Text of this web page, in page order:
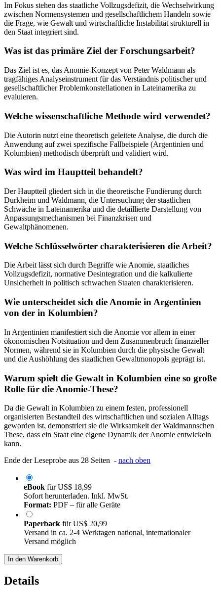
Im Fokus stehen das staatliche Vollzugsdefizit, die Wechselwirkung
zwischen Normensystemen und gesellschaftlichem Handeln sowie
die Frage, wie Gewalt und wirtschaftliche Instabilität strukturell in
den Staat integriert sind.
Was ist das primäre Ziel der Forschungsarbeit?
Das Ziel ist es, das Anomie-Konzept von Peter Waldmann als
tragfähiges Analyseinstrument für das Verständnis politischer und
gesellschaftlicher Problemkonstellationen in Lateinamerika zu
evaluieren.
Welche wissenschaftliche Methode wird verwendet?
Die Autorin nutzt eine theoretisch geleitete Analyse, die durch die
Anwendung auf zwei spezifische Fallbeispiele (Argentinien und
Kolumbien) methodisch überprüft und validiert wird.
Was wird im Hauptteil behandelt?
Der Hauptteil gliedert sich in die theoretische Fundierung durch
Durkheim und Waldmann, die Untersuchung der staatlichen
Schwäche in Lateinamerika und die detaillierte Darstellung von
Anpassungsmechanismen bei Finanzkrisen und
Gewaltphänomenen.
Welche Schlüsselwörter charakterisieren die Arbeit?
Die Arbeit lässt sich durch Begriffe wie Anomie, staatliches
Vollzugsdefizit, normative Desintegration und die kalkulierte
Unsicherheit in politisch schwachen Staaten charakterisieren.
Wie unterscheidet sich die Anomie in Argentinien
von der in Kolumbien?
In Argentinien manifestiert sich die Anomie vor allem in einer
ökonomischen Notsituation und dem Zusammenbruch finanzieller
Normen, während sie in Kolumbien durch die physische Gewalt
und die Aushöhlung des staatlichen Gewaltmonopols geprägt ist.
Warum spielt die Gewalt in Kolumbien eine so große
Rolle für die Anomie-These?
Da die Gewalt in Kolumbien zu einem festen, professionell
organisierten Bestandteil des wirtschaftlichen und sozialen Alltags
geworden ist, demonstriert sie die Wirksamkeit der Waldmannschen
These, dass ein Staat eine eigene Dynamik der Anomie entwickeln
kann.
Ende der Leseprobe aus 28 Seiten - nach oben
eBook fürUS$ 18,99
Sofort herunterladen. Inkl. MwSt.
Format: PDF – für alle Geräte
Paperback fürUS$ 20,99
Versand in ca. 2-4 Werktagen national, internationaler
Versand möglich
In den Warenkorb
Details